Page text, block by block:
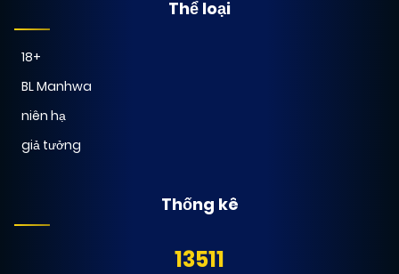
Thể loại
18+
BL Manhwa
niên hạ
giả tưởng
Thống kê
13511